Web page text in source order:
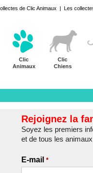
de Clic Animaux | Les
Clic
Animaux
Clic
Chiens
Rejoignez la
Soyez les premiers
et de tous les
E-mail *